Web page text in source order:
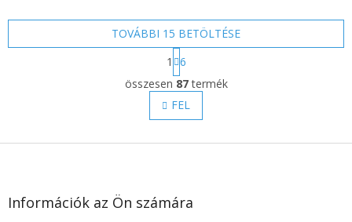
L
i
s
t
i
n
y
TOVÁBBI 15 BETÖLTÉSE
L
a
p
o
z
á
1
6
összesen 87termék
FEL
L
Információk az Ön számára